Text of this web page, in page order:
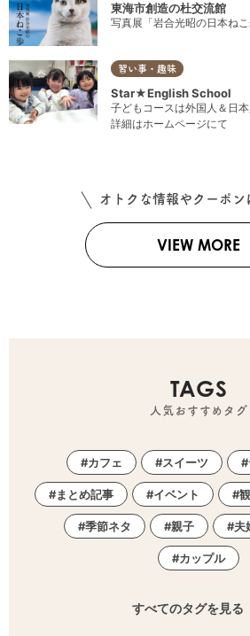
東海市創造の杜交流館
写真展「岩合光昭の日本ね
習い事・趣味
Star★English School
子どもコースは外国人＆日
詳細はホームページにて
オトクな情報やクーポン
VIEW MORE
TAGS
人気おすすめタグ
カフェ スイーツ
まとめ記事 イベント
季節ネタ 親子 夫
カップル
すべてのタグを見る